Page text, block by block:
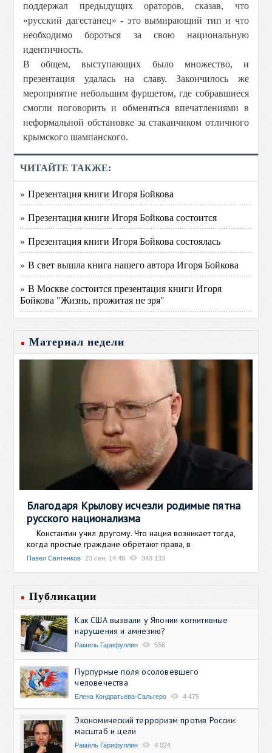
поддержал предыдущих ораторов, сказав, что
«русский дагестанец» - это вымирающий тип и что
необходимо бороться за свою национальную
идентичность.
В общем, выступающих было множество, и
презентация удалась на славу. Закончилось же
мероприятие небольшим фуршетом, где собравшиеся
смогли поговорить и обменяться впечатлениями в
неформальной обстановке за стаканчиком отличного
крымского шампанского.
ЧИТАЙТЕ ТАКЖЕ:
» Презентация книги Игоря Бойкова
» Презентация книги Игоря Бойкова состоится
» Презентация книги Игоря Бойкова состоялась
» В свет вышла книга нашего автора Игоря Бойкова
» В Москве состоится презентация книги Игоря
Бойкова "Жизнь, прожитая не зря"
Материал недели
Благодаря Крылову исчезли родимые пятна
русского национализма
Константин учил другому. Что нация возникает тогда,
когда простые граждане обретают права, в
Павел Святенков 23 сен, 14:48 343 133
Публикации
Как США вызвали у Японии когнитивные
нарушения и амнезию?
Рамиль Гарифуллин 556
Пурпурные поля осоловевшего
человечества
Елена Кондратьева-Сальгеро 4 475
Экономический терроризм против России:
масштаб и цели
Рамиль Гарифуллин 4 024